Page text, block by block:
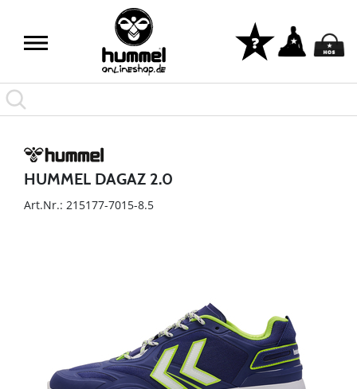
HUMMEL DAGAZ 2.0
Art.Nr.: 215177-7015-8.5